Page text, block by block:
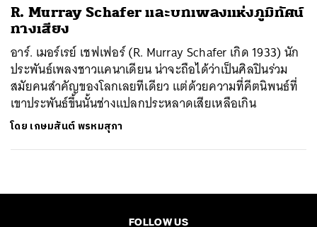
R. Murray Schafer และบทเพลงแห่งภูมิทัศน์
ทางเสียง
อาร์. เมอร์เรย์ เชฟเฟอร์ (R. Murray Schafer เกิด 1933) นัก
ประพันธ์เพลงชาวแคนาเดียน น่าจะถือได้ว่าเป็นศิลปินร่วม
สมัยคนสำคัญของโลกเลยทีเดียว แต่ด้วยความที่คีตนิพนธ์ที่
เขาประพันธ์ขึ้นนั้นช่างแปลกประหลาดเสียเหลือเกิน
โดย เกษมสันต์ พรหมสุภา
FOLLOW US